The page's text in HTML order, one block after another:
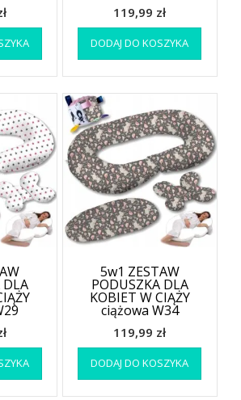
119,99 zł
DODAJ DO KOSZYKA
DLA
5w1 ZESTAW
PODUSZKA DLA
KOBIET W CIĄŻY
ciążowa W34
119,99 zł
DODAJ DO KOSZYKA